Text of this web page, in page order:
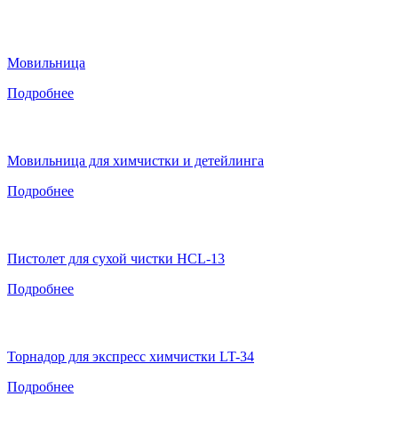
Мовильница
Подробнее
Мовильница для химчистки и детейлинга
Подробнее
Пистолет для сухой чистки HCL-13
Подробнее
Торнадор для экспресс химчистки LT-34
Подробнее